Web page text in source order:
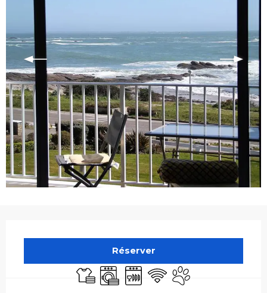
Réserver
Draps et linge
Lave lingeLave vaisselle
WiFi Animaux acceptés